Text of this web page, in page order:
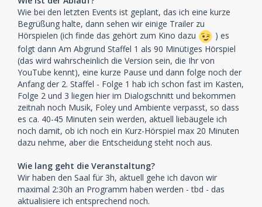
Wie bei den letzten Events ist geplant, das ich eine kurze
Begrüßung halte, dann sehen wir einige Trailer zu
Hörspielen (ich finde das gehört zum Kino dazu
) es
folgt dann Am Abgrund Staffel 1 als 90 Minütiges Hörspiel
(das wird wahrscheinlich die Version sein, die Ihr von
YouTube kennt), eine kurze Pause und dann folge noch der
Anfang der 2. Staffel - Folge 1 hab ich schon fast im Kasten,
Folge 2 und 3 liegen hier im Dialogschnitt und bekommen
zeitnah noch Musik, Foley und Ambiente verpasst, so dass
es ca. 40-45 Minuten sein werden, aktuell liebäugele ich
noch damit, ob ich noch ein Kurz-Hörspiel max 20 Minuten
dazu nehme, aber die Entscheidung steht noch aus.
Wie lang geht die Veranstaltung?
Wir haben den Saal für 3h, aktuell gehe ich davon wir
maximal 2:30h an Programm haben werden - tbd - das
aktualisiere ich entsprechend noch.